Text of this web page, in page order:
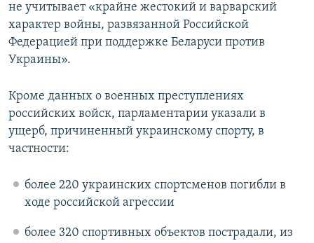
не учитывает «крайне жестокий и варварский
характер войны, развязанной Российской
Федерацией при поддержке Беларуси против
Украины».
Кроме данных о военных преступлениях
российских войск, парламентарии указали в
ущерб, причиненный украинскому спорту, в
частности:
более 220 украинских спортсменов погибли в
ходе российской агрессии
более 320 спортивных объектов пострадали, из